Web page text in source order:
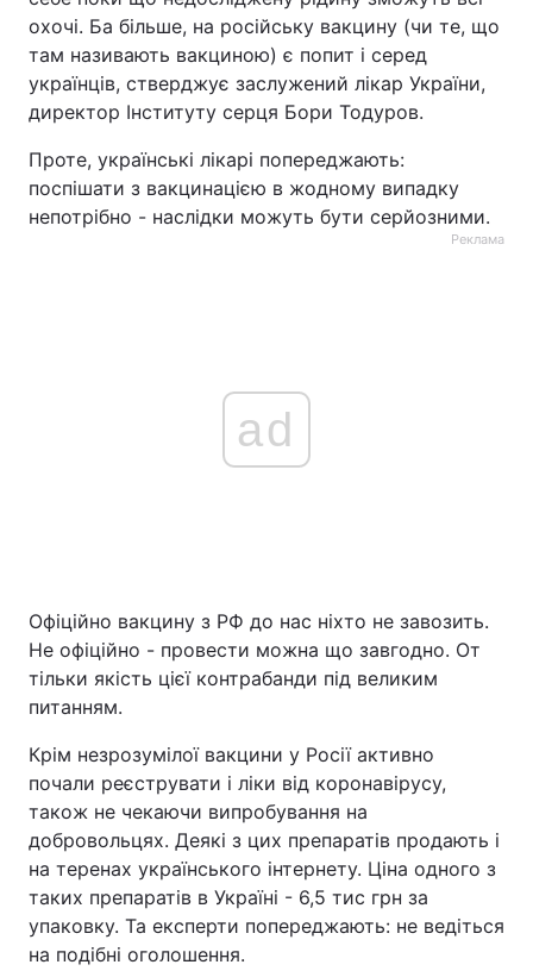
охочі. Ба більше, на російську вакцину (чи те, що
там називають вакциною) є попит і серед
українців, стверджує заслужений лікар України,
директор Інституту серця Бори Тодуров.
Проте, українські лікарі попереджають:
поспішати з вакцинацією в жодному випадку
непотрібно - наслідки можуть бути серйозними.
Реклама
ad
Офіційно вакцину з РФ до нас ніхто не завозить.
Не офіційно - провести можна що завгодно. От
тільки якість цієї контрабанди під великим
питанням.
Крім незрозумілої вакцини у Росії активно
почали реєструвати і ліки від коронавірусу,
також не чекаючи випробування на
добровольцях. Деякі з цих препаратів продають і
на теренах українського інтернету. Ціна одного з
таких препаратів в Україні - 6,5 тис грн за
упаковку. Та експерти попереджають: не ведіться
на подібні оголошення.